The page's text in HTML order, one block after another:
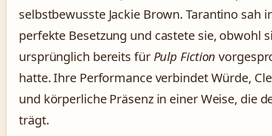
selbstbewusste Jackie Brown. Tarantino sah
perfekte Besetzung und castete sie, obwohl
ursprünglich bereits für Pulp Fiction
hatte. Ihre Performance verbindet Würde,
und körperliche Präsenz in einer Weise, die
trägt.